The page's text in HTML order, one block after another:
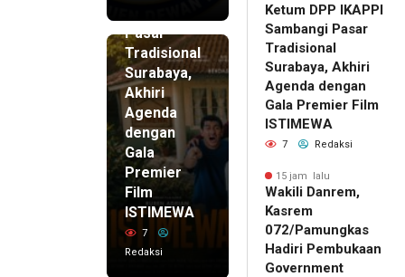
Pasar
Tradisional
Surabaya,
Akhiri
Agenda
dengan
Gala
Premier
Film
ISTIMEWA
7
Redaksi
Ketum DPP IKAPPI
Sambangi Pasar
Tradisional
Surabaya, Akhiri
Agenda dengan
Gala Premier Film
ISTIMEWA
7 Redaksi
15 jam lalu
Wakili Danrem,
Kasrem
072/Pamungkas
Hadiri Pembukaan
Government